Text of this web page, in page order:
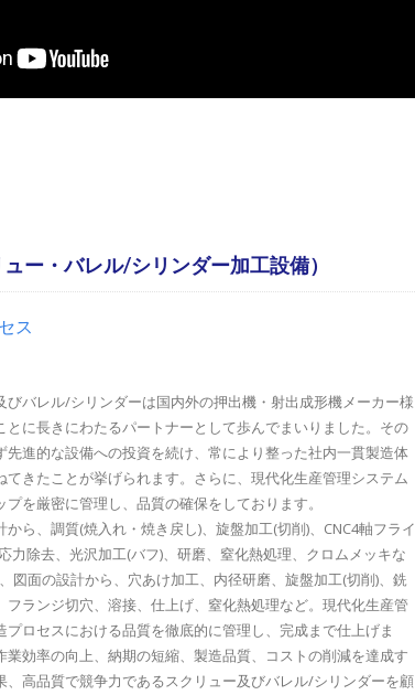
ー・バレル/シリンダー加工設備）
ス
びバレル/シリンダーは国内外の押出機・射出成形機メーカー様
とに長きにわたるパートナーとして歩んでまいりました。その
先進的な設備への投資を続け、常により整った社内一貫製造体
きたことが挙げられます。さらに、現代化生産管理システム
を厳密に管理し、品質の確保をしております。
ら、調質(焼入れ・焼き戻し)、旋盤加工(切削)、CNC4軸フライ
力除去、光沢加工(バフ)、研磨、窒化熱処理、クロムメッキな
図面の設計から、穴あけ加工、内径研磨、旋盤加工(切削)、銑
ランジ切穴、溶接、仕上げ、窒化熱処理など。現代化生産管
ロセスにおける品質を徹底的に管理し、完成まで仕上げま
効率の向上、納期の短縮、製造品質、コストの削減を達成す
、高品質で競争力であるスクリュー及びバレル/シリンダーを顧